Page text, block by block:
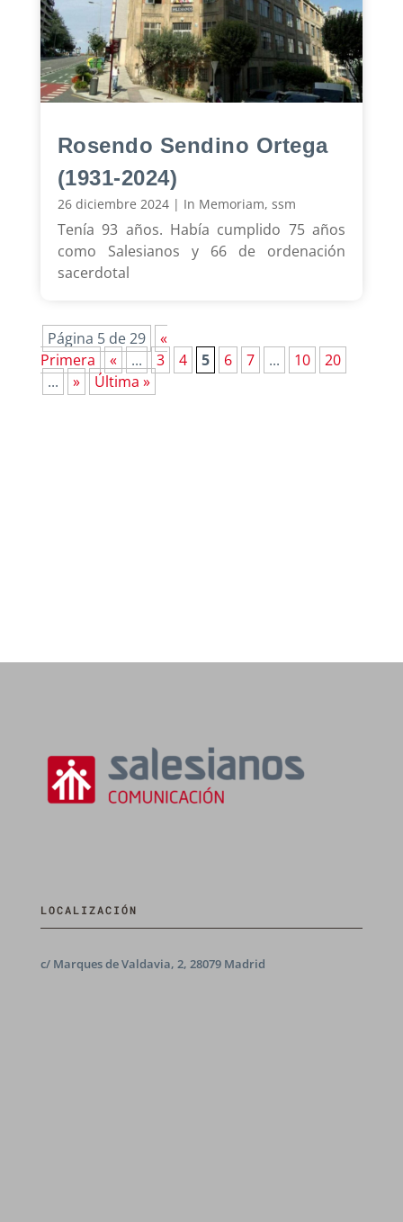
Rosendo Sendino Ortega
(1931-2024)
26 diciembre 2024| In Memoriam, ssm
Tenía 93 años. Había cumplido 75 años
como Salesianos y 66 de ordenación
sacerdotal
Página 5 de 29
«
Primera
« ... 3 4 5 6 7 ... 10
20
...
» Última »
LOCALIZACIÓN
c/ Marques de Valdavia, 2, 28079 Madrid